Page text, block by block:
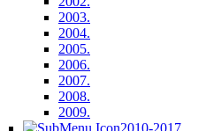
2003.
2004.
2005.
2006.
2007.
2008.
2009.
2010-2017.